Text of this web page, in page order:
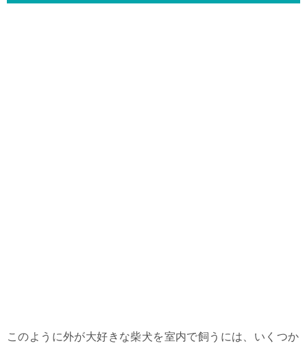
このように外が大好きな柴犬を室内で飼うには、いくつか